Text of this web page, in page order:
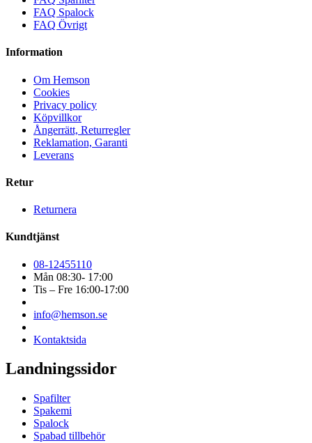
FAQ Spalock
FAQ Övrigt
Information
Om Hemson
Cookies
Privacy policy
Köpvillkor
Ångerrätt, Returregler
Reklamation, Garanti
Leverans
Retur
Returnera
Kundtjänst
08-12455110
Mån 08:30- 17:00
Tis – Fre 16:00-17:00
info@hemson.se
Kontaktsida
Landningssidor
Spafilter
Spakemi
Spalock
Spabad tillbehör